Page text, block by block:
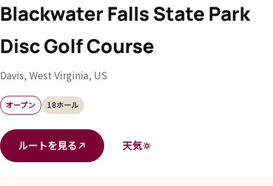
Blackwater Falls State Park
Disc Golf Course
Davis, West Virginia, US
オープン 18ホール
ルートを見る 天気